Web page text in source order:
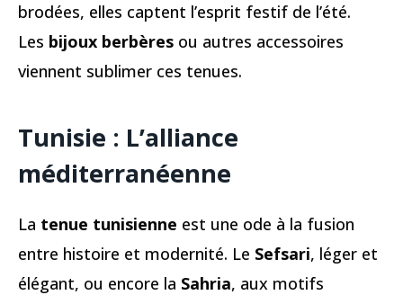
brodées, elles captent l’esprit festif de l’été.
Les bijoux berbères ou autres accessoires
viennent sublimer ces tenues.
Tunisie : L’alliance
méditerranéenne
La tenue tunisienne est une ode à la fusion
entre histoire et modernité. Le Sefsari, léger et
élégant, ou encore la Sahria, aux motifs